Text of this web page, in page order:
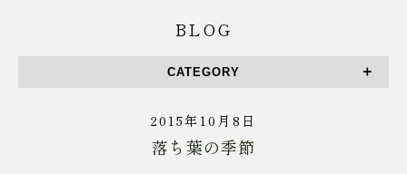
BLOG
CATEGORY
2015年10月8日
落ち葉の季節